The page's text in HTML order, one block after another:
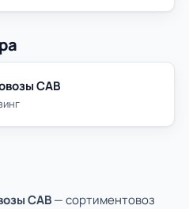
САВ
САВ— сортиментовоз